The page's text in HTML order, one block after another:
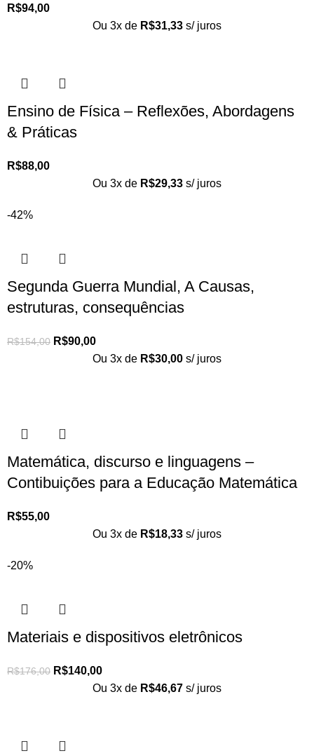
R$94,00
Ou 3x de R$31,33 s/ juros
Ensino de Física – Reflexões, Abordagens
& Práticas
R$88,00
Ou 3x de R$29,33 s/ juros
-42%
Segunda Guerra Mundial, A Causas,
estruturas, consequências
R$154,00 R$90,00
Ou 3x de R$30,00 s/ juros
Matemática, discurso e linguagens –
Contibuições para a Educação Matemática
R$55,00
Ou 3x de R$18,33 s/ juros
-20%
Materiais e dispositivos eletrônicos
R$176,00 R$140,00
Ou 3x de R$46,67 s/ juros